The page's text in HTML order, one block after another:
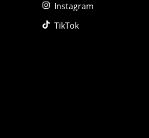
Instagram
TikTok